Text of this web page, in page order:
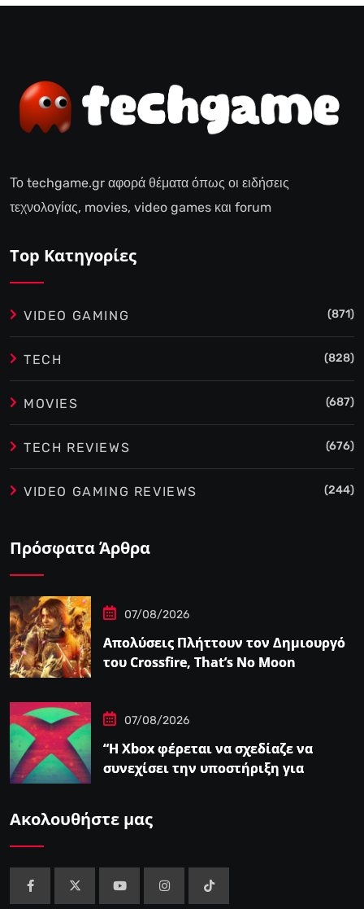
Το techgame.gr αφορά θέματα όπως οι ειδήσεις
τεχνολογίας, movies, video games και forum
Top Κατηγορίες
VIDEO GAMING (871)
TECH (828)
MOVIES (687)
TECH REVIEWS (676)
VIDEO GAMING REVIEWS (244)
Πρόσφατα Άρθρα
07/08/2026
Απολύσεις Πλήττουν τον Δημιουργό
του Crossfire, That’s No Moon
07/08/2026
“Η Xbox φέρεται να σχεδίαζε να
συνεχίσει την υποστήριξη για
Ακολουθήστε μας